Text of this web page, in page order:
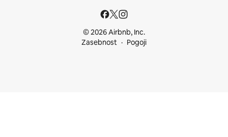
© 2026 Airbnb, Inc.
Zasebnost
Pogoji